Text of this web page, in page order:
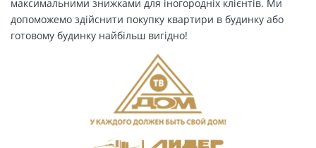
максимальними знижками для іногородніх клієнтів. Ми
допоможемо здійснити покупку квартири в будинку або
готовому будинку найбільш вигідно!